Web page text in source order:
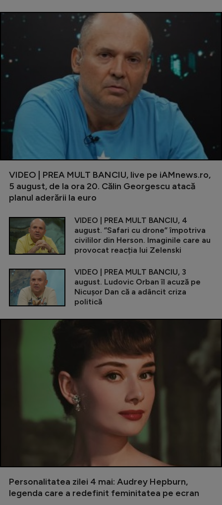
VIDEO | PREA MULT BANCIU, live pe iAMnews.ro,
5 august, de la ora 20. Călin Georgescu atacă
planul aderării la euro
VIDEO | PREA MULT BANCIU, 4
august. ”Safari cu drone” împotriva
civililor din Herson. Imaginile care au
provocat reacția lui Zelenski
VIDEO | PREA MULT BANCIU, 3
august. Ludovic Orban îl acuză pe
Nicușor Dan că a adâncit criza
politică
Personalitatea zilei 4 mai: Audrey Hepburn,
legenda care a redefinit feminitatea pe ecran